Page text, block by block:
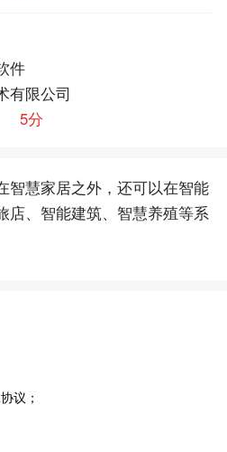
件
有限公司
5分
智慧家居之外，还可以在智能
店、智能建筑、智慧养殖等系
议；